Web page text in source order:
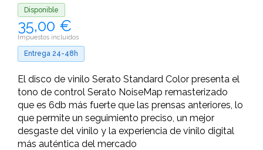
Disponible
35,00 €
Impuestos incluidos
Entrega 24-48h
El disco de vinilo Serato Standard Color presenta el
tono de control Serato NoiseMap remasterizado
que es 6db más fuerte que las prensas anteriores, lo
que permite un seguimiento preciso, un mejor
desgaste del vinilo y la experiencia de vinilo digital
más auténtica del mercado